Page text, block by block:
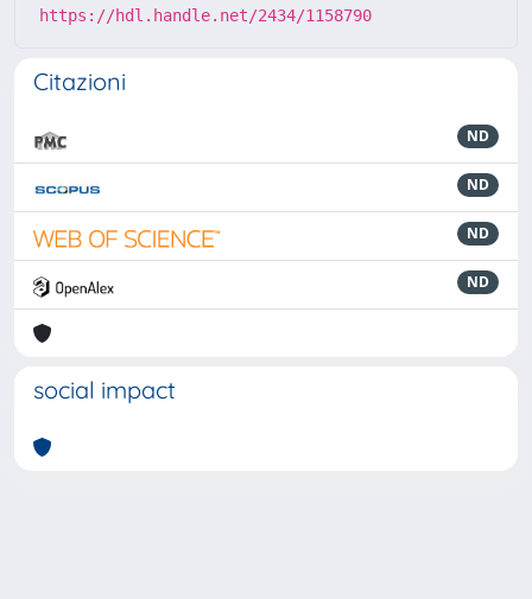
https://hdl.handle.net/2434/1158790
Citazioni
ND
ND
ND
ND
social impact